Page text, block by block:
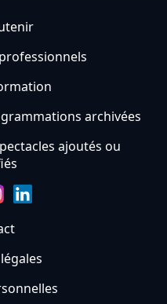
archivées
ajoutés ou